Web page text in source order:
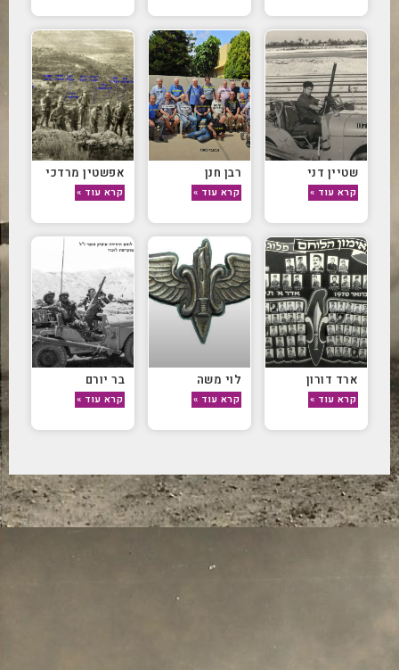
שטיין דני
קרא עוד »
רבן חנן
קרא עוד »
אפשטין מרדכי
קרא עוד »
ארד דורון
קרא עוד »
לוי משה
קרא עוד »
בר יורם
קרא עוד »